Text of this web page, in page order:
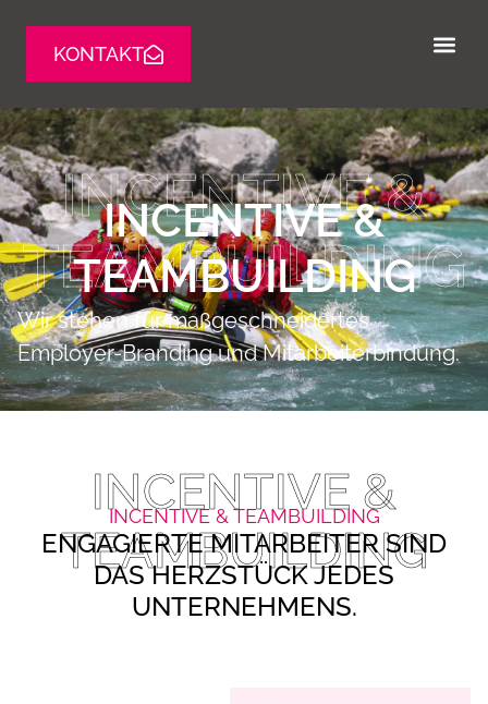
KONTAKT
INCENTIVE &
TEAMBUILDING
INCENTIVE &
TEAMBUILDING
Wir stehen für maßgeschneidertes
Employer-Branding und Mitarbeiterbindung.
INCENTIVE &
TEAMBUILDING
INCENTIVE & TEAMBUILDING
ENGAGIERTE MITARBEITER SIND
DAS HERZSTÜCK JEDES
UNTERNEHMENS.